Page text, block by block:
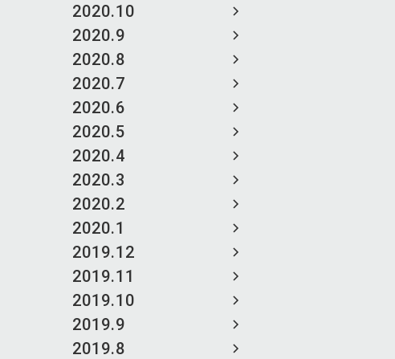
2020.10
2020.9
2020.8
2020.7
2020.6
2020.5
2020.4
2020.3
2020.2
2020.1
2019.12
2019.11
2019.10
2019.9
2019.8